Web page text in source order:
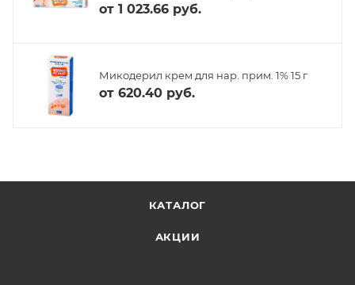
от 1 023.66 руб.
Микодерил крем для нар. прим. 1% 15 г
от 620.40 руб.
КАТАЛОГ
АКЦИИ